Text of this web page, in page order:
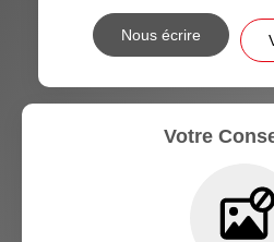
Nous écrire
Votre